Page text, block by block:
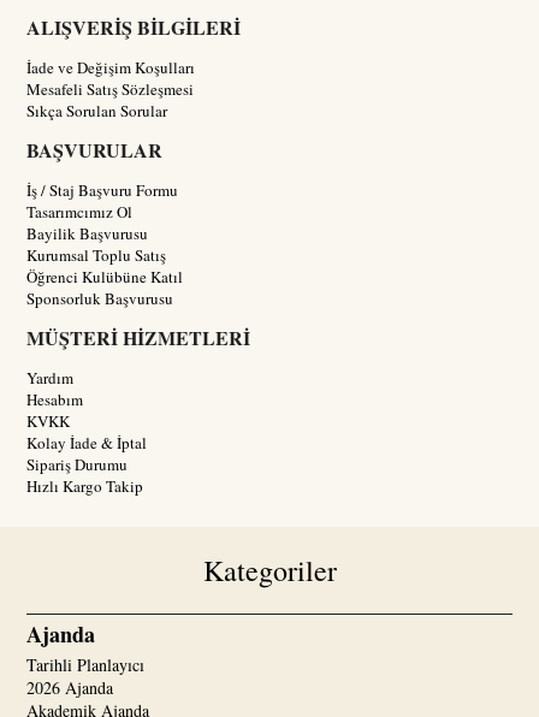
ALIŞVERİŞ BİLGİLERİ
İade ve Değişim Koşulları
Mesafeli Satış Sözleşmesi
Sıkça Sorulan Sorular
BAŞVURULAR
İş / Staj Başvuru Formu
Tasarımcımız Ol
Bayilik Başvurusu
Kurumsal Toplu Satış
Öğrenci Kulübüne Katıl
Sponsorluk Başvurusu
MÜŞTERİ HİZMETLERİ
Yardım
Hesabım
KVKK
Kolay İade & İptal
Sipariş Durumu
Hızlı Kargo Takip
Kategoriler
Ajanda
Tarihli Planlayıcı
2026 Ajanda
Akademik Ajanda